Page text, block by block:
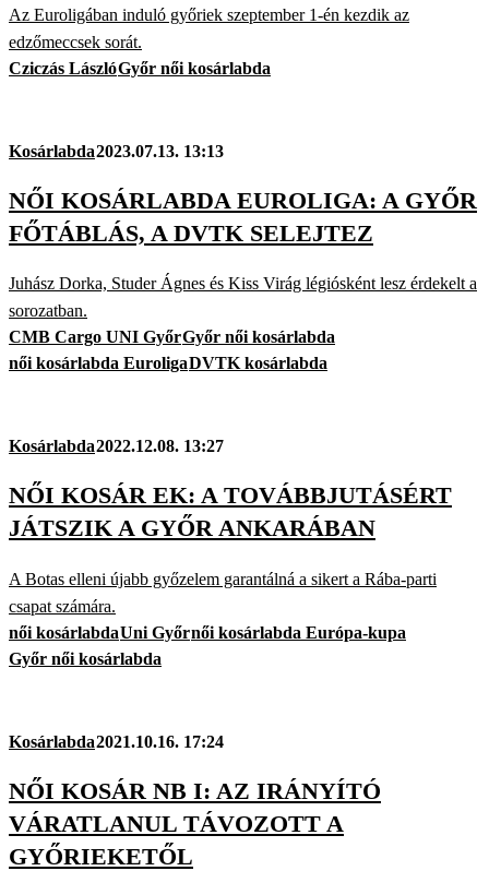
Az Euroligában induló győriek szeptember 1-én kezdik az
edzőmeccsek sorát.
Cziczás LászlóGyőr női kosárlabda
Kosárlabda2023.07.13. 13:13
NŐI KOSÁRLABDA EUROLIGA: A GYŐR
FŐTÁBLÁS, A DVTK SELEJTEZ
Juhász Dorka, Studer Ágnes és Kiss Virág légiósként lesz érdekelt a
sorozatban.
CMB Cargo UNI GyőrGyőr női kosárlabda
női kosárlabda EuroligaDVTK kosárlabda
Kosárlabda2022.12.08. 13:27
NŐI KOSÁR EK: A TOVÁBBJUTÁSÉRT
JÁTSZIK A GYŐR ANKARÁBAN
A Botas elleni újabb győzelem garantálná a sikert a Rába-parti
csapat számára.
női kosárlabdaUni Győrnői kosárlabda Európa-kupa
Győr női kosárlabda
Kosárlabda2021.10.16. 17:24
NŐI KOSÁR NB I: AZ IRÁNYÍTÓ
VÁRATLANUL TÁVOZOTT A
GYŐRIEKETŐL